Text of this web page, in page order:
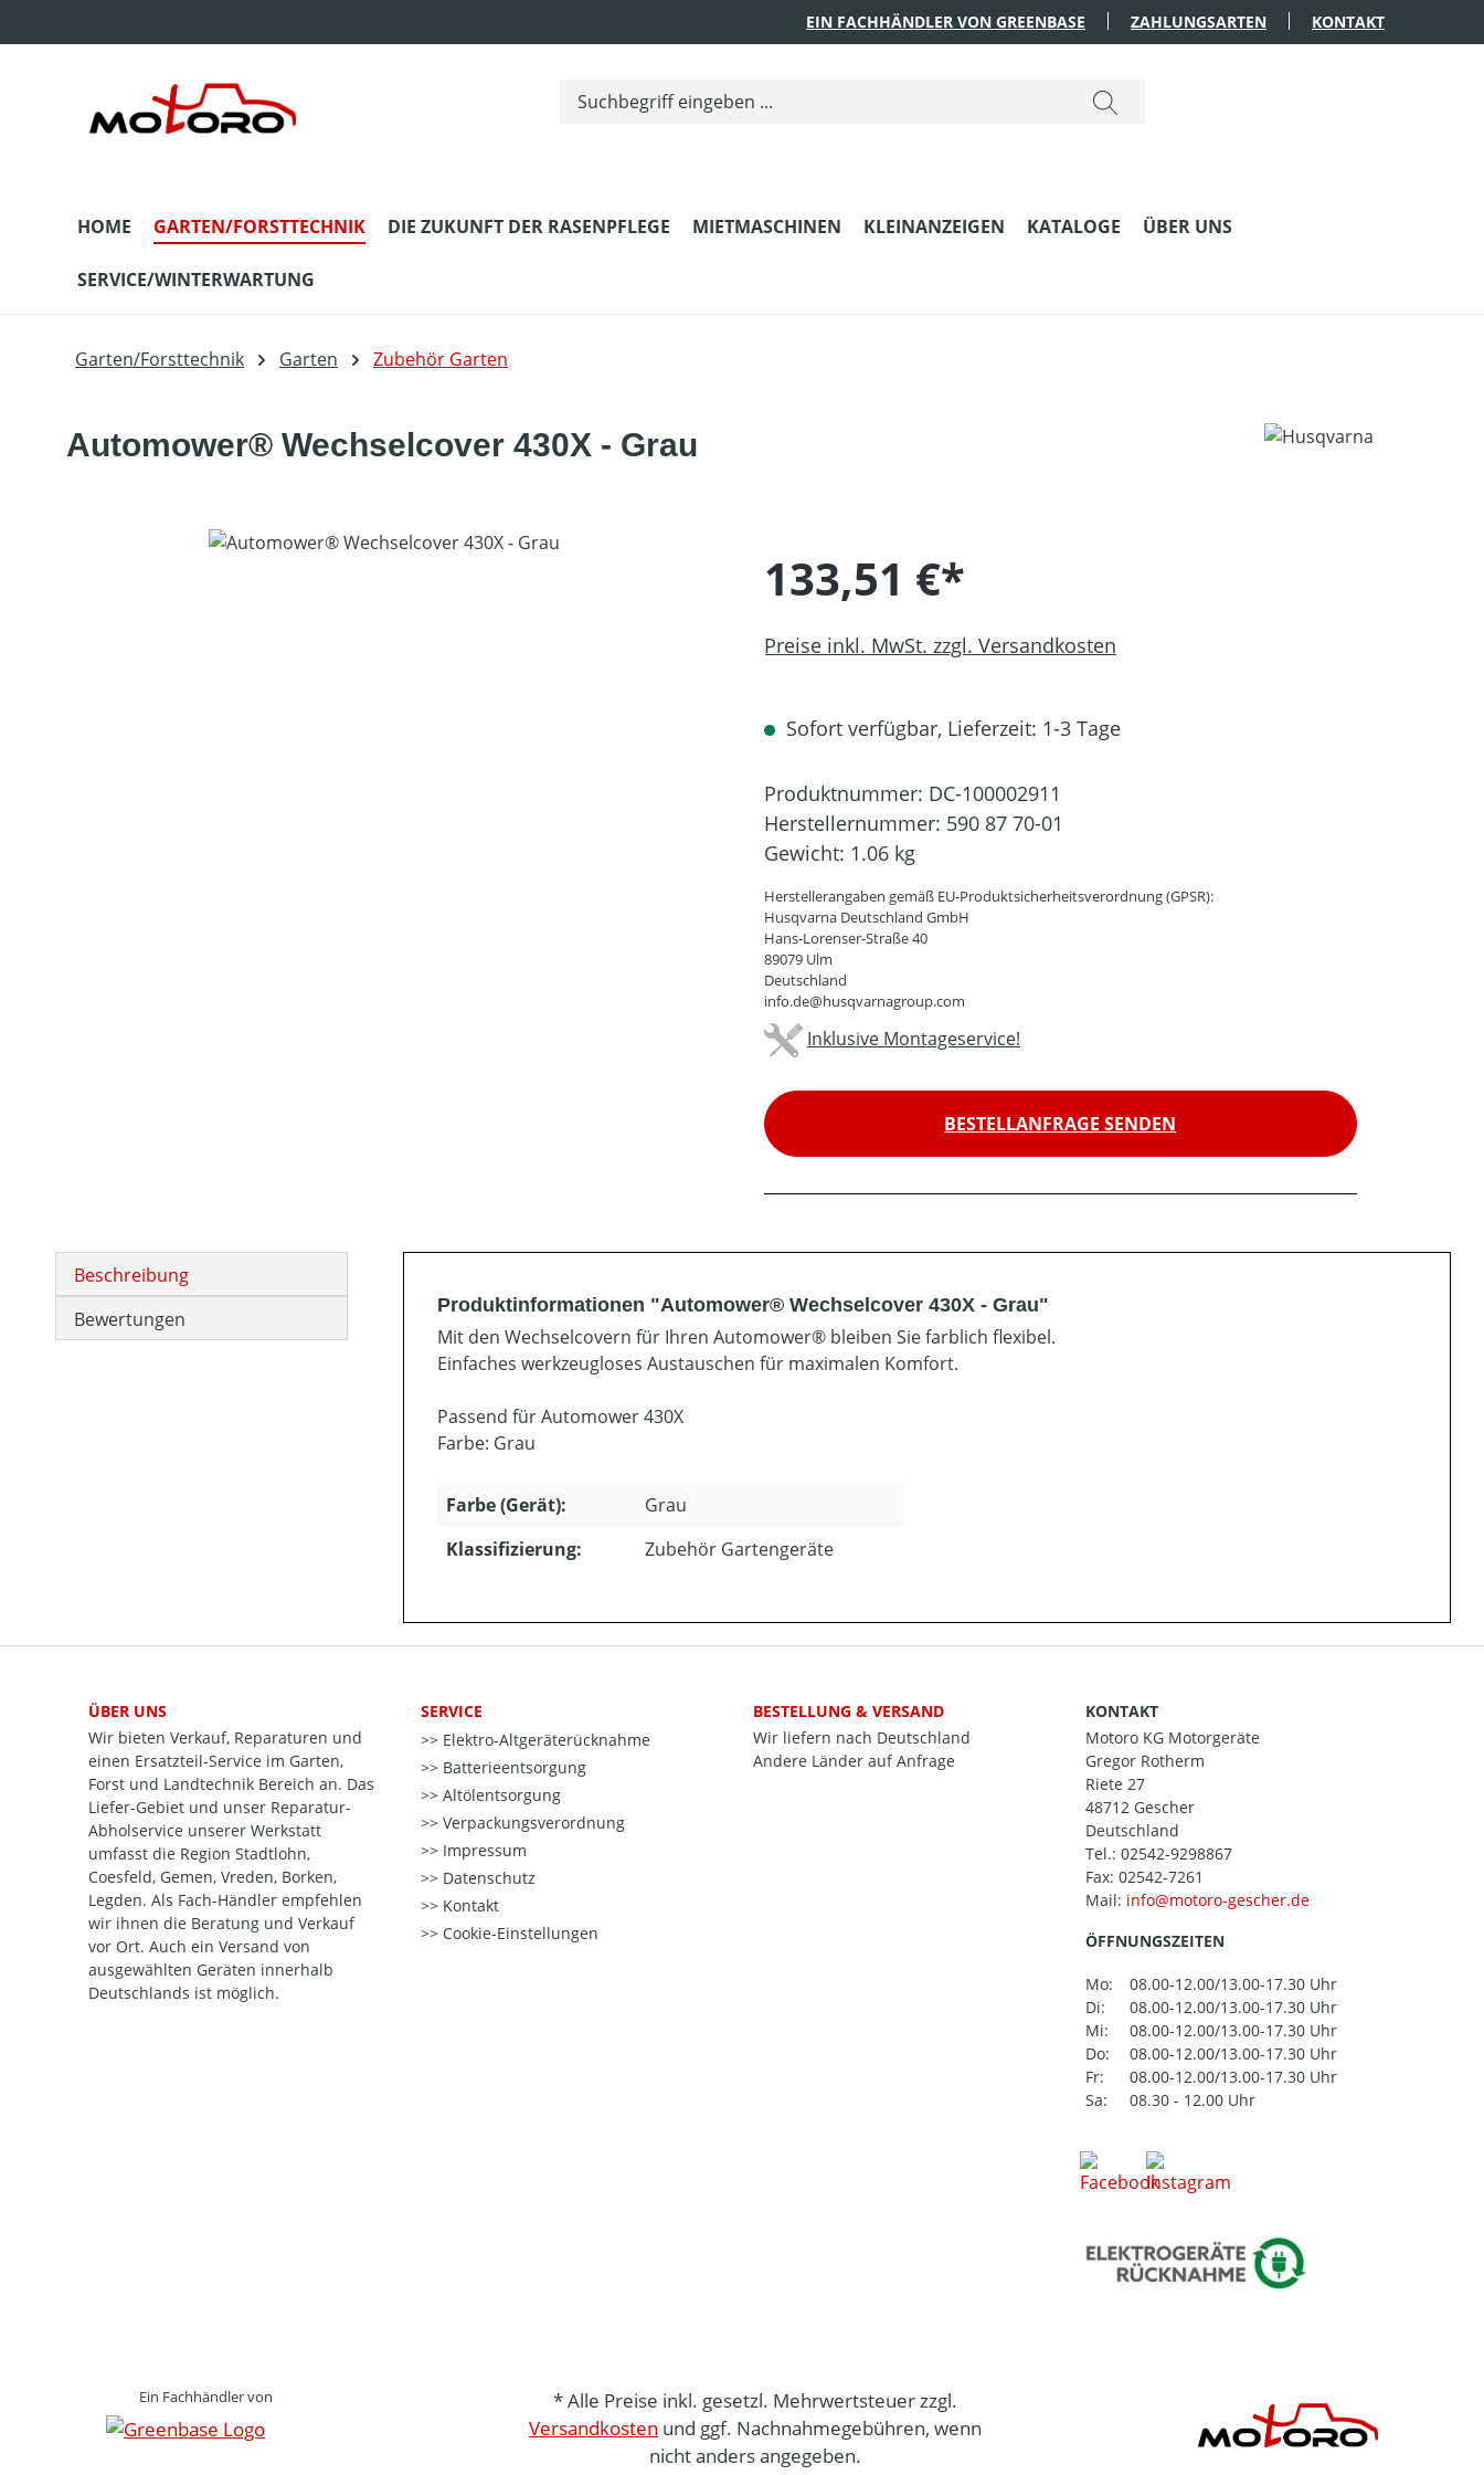
EIN FACHHÄNDLER VON GREENBASE ZAHLUNGSARTEN KONTAKT
HOME GARTEN/FORSTTECHNIK DIE ZUKUNFT DER RASENPFLEGE MIETMASCHINEN KLEINANZEIGEN KATALOGE ÜBER UNS
SERVICE/WINTERWARTUNG
Garten/Forsttechnik Garten Zubehör Garten
Automower® Wechselcover 430X - Grau
Bildergalerie überspringen
133,51 €*
Preise inkl. MwSt. zzgl. Versandkosten
Sofort verfügbar, Lieferzeit: 1-3 Tage
Produktnummer: DC-100002911
Herstellernummer: 590 87 70-01
Gewicht: 1.06 kg
Herstellerangaben gemäß EU-Produktsicherheitsverordnung (GPSR):
Husqvarna Deutschland GmbH
Hans-Lorenser-Straße 40
89079 Ulm
Deutschland
info.de@husqvarnagroup.com
Inklusive Montageservice!
BESTELLANFRAGE SENDEN
Beschreibung
Bewertungen
Produktinformationen "Automower® Wechselcover 430X - Grau"
Mit den Wechselcovern für Ihren Automower® bleiben Sie farblich flexibel.
Einfaches werkzeugloses Austauschen für maximalen Komfort.
Passend für Automower 430X
Farbe: Grau
Farbe (Gerät):
Grau
Klassifizierung:
Zubehör Gartengeräte
ÜBER UNS
Wir bieten Verkauf, Reparaturen und
einen Ersatzteil-Service im Garten,
Forst und Landtechnik Bereich an. Das
Liefer-Gebiet und unser Reparatur-
Abholservice unserer Werkstatt
umfasst die Region Stadtlohn,
Coesfeld, Gemen, Vreden, Borken,
Legden. Als Fach-Händler empfehlen
wir ihnen die Beratung und Verkauf
vor Ort. Auch ein Versand von
ausgewählten Geräten innerhalb
Deutschlands ist möglich.
SERVICE
Elektro-Altgeräterücknahme
Batterieentsorgung
Altölentsorgung
Verpackungsverordnung
Impressum
Datenschutz
Kontakt
Cookie-Einstellungen
BESTELLUNG & VERSAND
Wir liefern nach Deutschland
Andere Länder auf Anfrage
KONTAKT
Motoro KG Motorgeräte
Gregor Rotherm
Riete 27
48712 Gescher
Deutschland
Tel.: 02542-9298867
Fax: 02542-7261
Mail:
ÖFFNUNGSZEITEN
Mo:
08.00-12.00/13.00-17.30 Uhr
Di:
08.00-12.00/13.00-17.30 Uhr
Mi:
08.00-12.00/13.00-17.30 Uhr
Do:
08.00-12.00/13.00-17.30 Uhr
Fr:
08.00-12.00/13.00-17.30 Uhr
Sa:
08.30 - 12.00 Uhr
Ein Fachhändler von
* Alle Preise inkl. gesetzl. Mehrwertsteuer zzgl.
Versandkosten und ggf. Nachnahmegebühren, wenn
nicht anders angegeben.